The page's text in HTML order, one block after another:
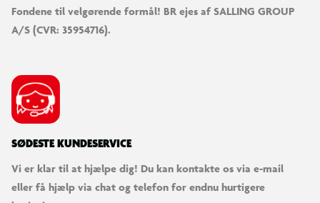
Fondene til velgørende formål! BR ejes af SALLING GROUP
A/S (CVR: 35954716).
SØDESTE KUNDESERVICE
Vi er klar til at hjælpe dig! Du kan kontakte os via e-mail
eller få hjælp via chat og telefon for endnu hurtigere